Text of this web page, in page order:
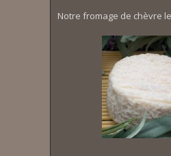
Notre fromage de chèvre